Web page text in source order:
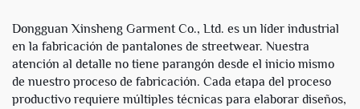
Dongguan Xinsheng Garment Co., Ltd. es un líder industrial
en la fabricación de pantalones de streetwear. Nuestra
atención al detalle no tiene parangón desde el inicio mismo
de nuestro proceso de fabricación. Cada etapa del proceso
productivo requiere múltiples técnicas para elaborar diseños,